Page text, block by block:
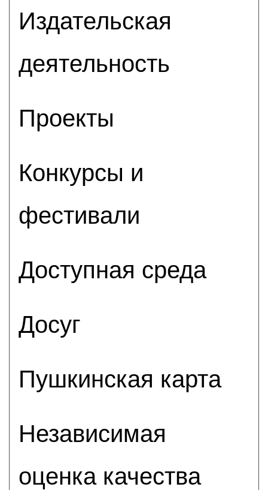
Издательская
деятельность
Проекты
Конкурсы и
фестивали
Доступная среда
Досуг
Пушкинская карта
Независимая
оценка качества